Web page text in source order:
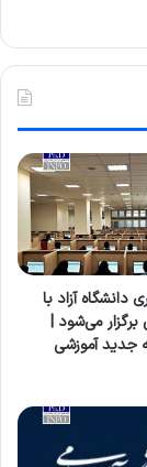
دانشگاه آزاد با
می‌شود |
جدید آموزشی